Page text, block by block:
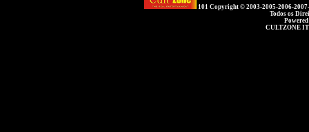
101 Copyright © 2003-2005-2006-
Todos os
CULTZONE